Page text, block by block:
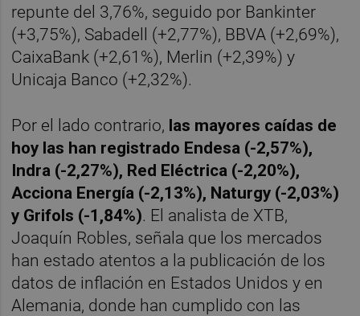
repunte del 3,76%, seguido por Bankinter
(+3,75%), Sabadell (+2,77%), BBVA (+2,69%),
CaixaBank (+2,61%), Merlin (+2,39%) y
Unicaja Banco (+2,32%).
Por el lado contrario, las mayores caídas de
hoy las han registrado Endesa (-2,57%),
Indra (-2,27%), Red Eléctrica (-2,20%),
Acciona Energía (-2,13%), Naturgy (-2,03%)
y Grifols (-1,84%). El analista de XTB,
Joaquín Robles, señala que los mercados
han estado atentos a la publicación de los
datos de inflación en Estados Unidos y en
Alemania, donde han cumplido con las